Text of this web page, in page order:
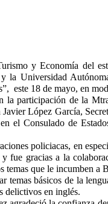
y Economía del
la Universidad
este 18 de mayo, en
de la Mtra.
López García,
el Consulado de
policiacas, en
fue gracias a la
temas que le incumben
básicos de la lengua
delictivos en inglés.